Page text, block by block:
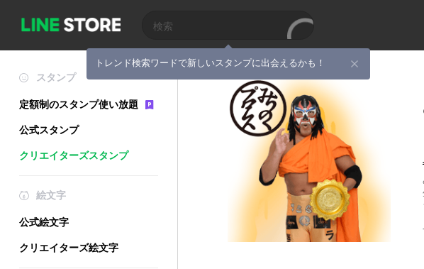
トレンド検索ワードで新しいスタンプに出会えるかも！
スタンプ
定額制のスタンプ使い放題
公式スタンプ
クリエイターズスタンプ
絵文字
公式絵文字
クリエイターズ絵文字